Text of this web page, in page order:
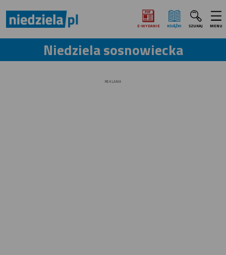
E‑WYDANIE KSIĄŻKI SZUKAJ MENU
Niedziela sosnowiecka
REKLAMA